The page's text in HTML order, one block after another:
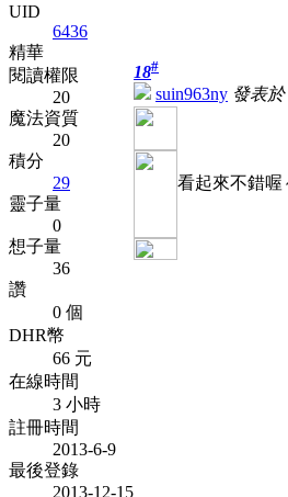
UID
6436
精華
閱讀權限
20
魔法資質
20
積分
29
靈子量
0
想子量
36
讚
0 個
DHR幣
66 元
在線時間
3 小時
註冊時間
2013-6-9
最後登錄
2013-12-15
18#
suin963ny 發表於
看起來不錯喔